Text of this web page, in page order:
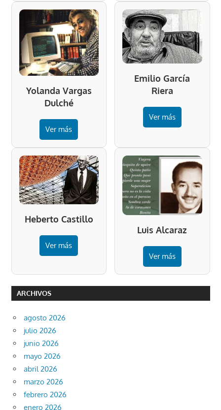
Yolanda Vargas
Dulché
Ver más
Emilio García
Riera
Ver más
Heberto Castillo
Ver más
Luis Alcaraz
Ver más
ARCHIVOS
agosto 2026
julio 2026
junio 2026
mayo 2026
abril 2026
marzo 2026
febrero 2026
enero 2026